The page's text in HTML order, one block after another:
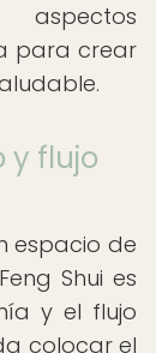
para crear
y flujo
espacio de
Shui es
y el flujo
colocar el